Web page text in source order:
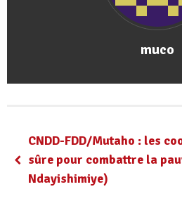
muco
CNDD-FDD/Mutaho : les
sûre pour combattre la
Ndayishimiye)